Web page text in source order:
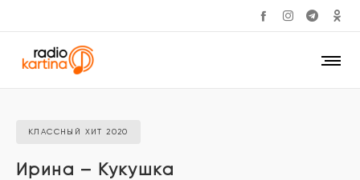
КЛАССНЫЙ ХИТ 2020
Ирина – Кукушка